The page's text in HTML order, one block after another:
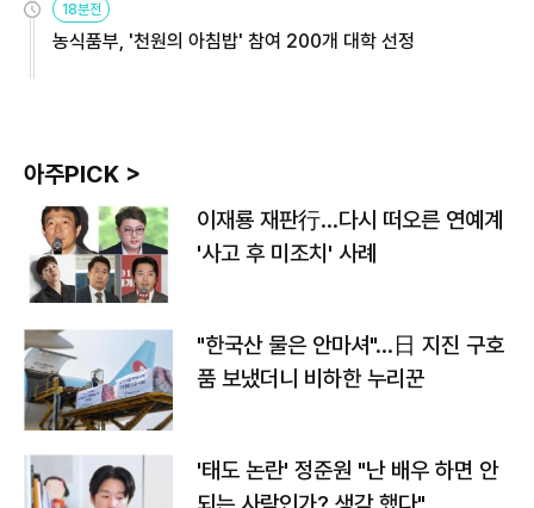
18분전
농식품부, '천원의 아침밥' 참여 200개 대학 선정
아주PICK >
이재룡 재판行…다시 떠오른 연예계
'사고 후 미조치' 사례
"한국산 물은 안마셔"…日 지진 구호
품 보냈더니 비하한 누리꾼
'태도 논란' 정준원 "난 배우 하면 안